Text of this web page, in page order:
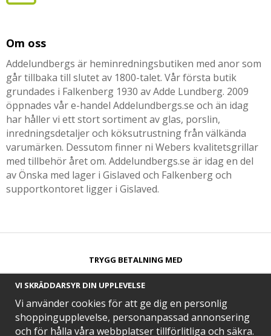
Om oss
Addelundbergs är heminredningsbutiken med anor som
går tillbaka till slutet av 1800-talet. Vår första butik
grundades i Falkenberg 1930 av Adde Lundberg. 2009
öppnades vår e-handel Addelundbergs.se och än idag
har håller vi ett stort sortiment av glas, porslin,
inredningsdetaljer och köksutrustning från välkända
varumärken. Dessutom finner ni Webers kvalitetsgrillar
med tillbehör året om. Addelundbergs.se är idag en del
av Önska med lager i Gislaved och Falkenberg och
supportkontoret ligger i Gislaved.
TRYGG BETALNING MED​
VI SKRÄDDARSYR DIN UPPLEVELSE
Vi använder cookies för att ge dig en personlig
shoppingupplevelse, personanpassad annonsering
och för hålla våra webbplatser tillförlitliga och säkra.